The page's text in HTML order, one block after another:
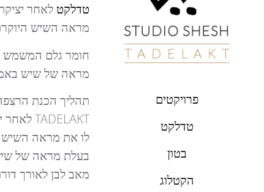
פרויקטים
טדלקט
בטון
הקטלוג
טדלקט
מראה השיש
חומר גלם המשמש
מראה של שיש
תהליך הכנת
לו את מראה השיש
בעלת מראה של
מאב לבן לאורך